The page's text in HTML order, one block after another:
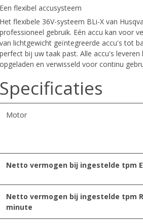
Een flexibel accusysteem
Het flexibele 36V-systeem BLi-X van
professioneel gebruik. Eén accu kan voor
van lichtgewicht geïntegreerde accu's tot
perfect bij uw taak past. Alle accu's
opgeladen en verwisseld voor continu
Specificaties
Motor
Netto vermogen bij ingestelde tpm
Netto vermogen bij ingestelde tpm
minute